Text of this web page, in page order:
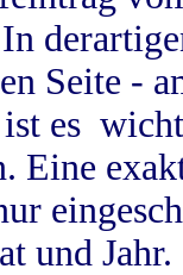
Seite -
es
Eine
und Jahr.